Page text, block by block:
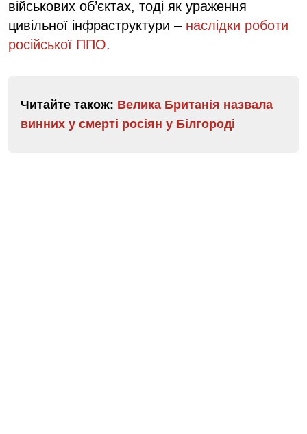
військових об’єктах, тоді як ураження
цивільної інфраструктури – наслідки роботи
російської ППО.
Читайте також: Велика Британія назвала
винних у смерті росіян у Білгороді